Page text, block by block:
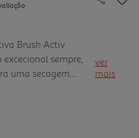
Brush Activ
sempre,
uma secagem
rotativas (de
ver
mais